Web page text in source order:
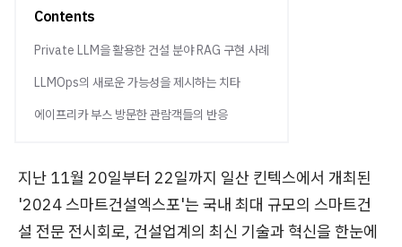
Contents
Private LLM을 활용한 건설 분야 RAG 구현 사례
LLMOps의 새로운 가능성을 제시하는 치타
에이프리카 부스 방문한 관람객들의 반응
지난 11월 20일부터 22일까지 일산 킨텍스에서 개최된
'2024 스마트건설엑스포'는 국내 최대 규모의 스마트건
설 전문 전시회로, 건설업계의 최신 기술과 혁신을 한눈에